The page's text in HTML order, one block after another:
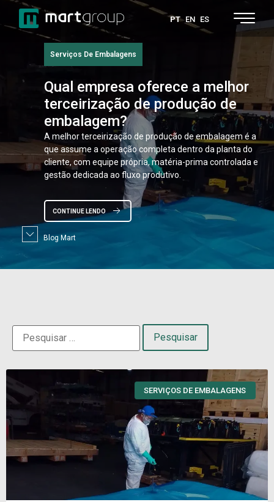
PT EN ES
Serviços De Embalagens
Qual empresa oferece a melhor
terceirização de produção de
embalagem?
A melhor terceirização de produção de embalagem é a
que assume a operação completa dentro da planta do
cliente, com equipe própria, matéria-prima controlada e
gestão dedicada ao fluxo produtivo.
CONTINUE LENDO
Blog Mart
SERVIÇOS DE EMBALAGENS